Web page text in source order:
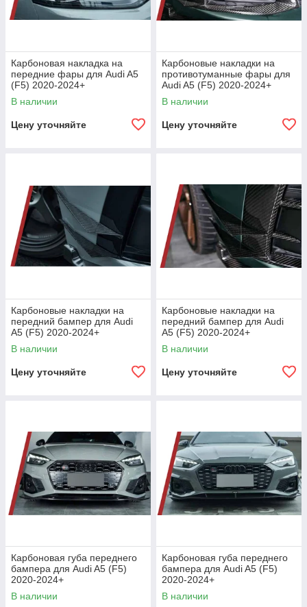
Карбоновая накладка на
передние фары для Audi A5
(F5) 2020-2024+
В наличии
Цену уточняйте
Карбоновые накладки на
противотуманные фары для
Audi A5 (F5) 2020-2024+
В наличии
Цену уточняйте
Карбоновые накладки на
передний бампер для Audi
A5 (F5) 2020-2024+
В наличии
Цену уточняйте
Карбоновые накладки на
передний бампер для Audi
A5 (F5) 2020-2024+
В наличии
Цену уточняйте
Карбоновая губа переднего
бампера для Audi A5 (F5)
2020-2024+
В наличии
Карбоновая губа переднего
бампера для Audi A5 (F5)
2020-2024+
В наличии